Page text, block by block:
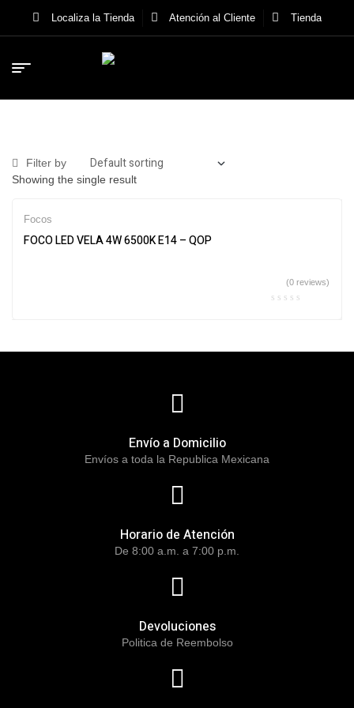
Localiza la Tienda Atención al Cliente Tienda
Filter by
Showing the single result
Focos
FOCO LED VELA 4W 6500K E14 – QOP
(0 reviews)
Envío a Domicilio
Envíos a toda la Republica Mexicana
Horario de Atención
De 8:00 a.m. a 7:00 p.m.
Devoluciones
Politica de Reembolso